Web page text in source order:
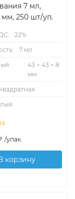
7 мл,
мм, 250 шт/уп.
22%
7 мл
43 × 43 × 8
мм
квадратная
/упак.
корзину